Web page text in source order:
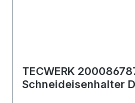
TECWERK
Schneideisenhalter